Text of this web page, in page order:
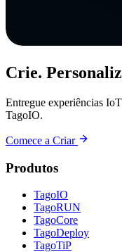
Crie.
Entregue experiências
TagoIO.
Comece a Criar
Produtos
TagoIO
TagoRUN
TagoCore
TagoDeploy
TagoTiP